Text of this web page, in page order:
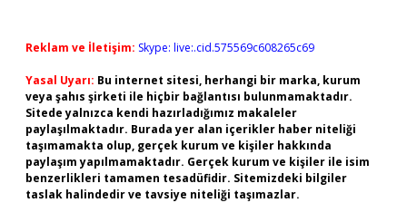
Reklam ve İletişim: Skype: live:.cid.575569c608265c69
Yasal Uyarı: Bu internet sitesi, herhangi bir marka, kurum
veya şahıs şirketi ile hiçbir bağlantısı bulunmamaktadır.
Sitede yalnızca kendi hazırladığımız makaleler
paylaşılmaktadır. Burada yer alan içerikler haber niteliği
taşımamakta olup, gerçek kurum ve kişiler hakkında
paylaşım yapılmamaktadır. Gerçek kurum ve kişiler ile isim
benzerlikleri tamamen tesadüfidir. Sitemizdeki bilgiler
taslak halindedir ve tavsiye niteliği taşımazlar.